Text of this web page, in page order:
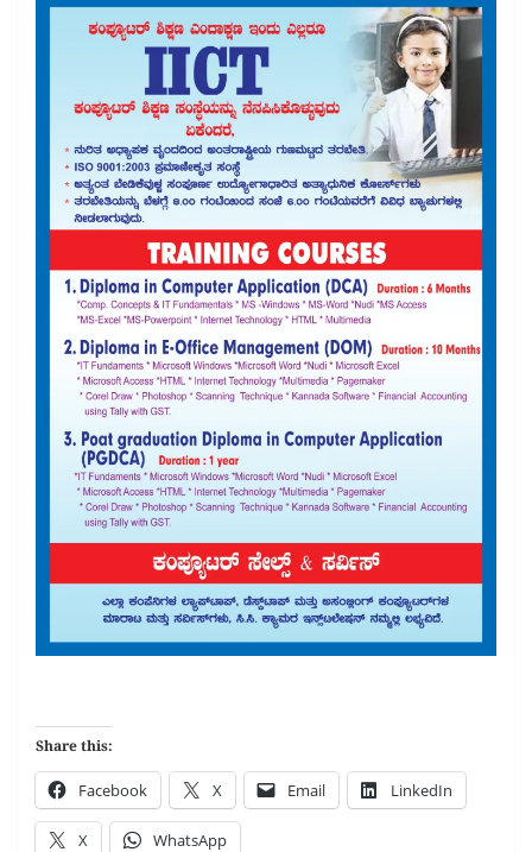
Share this:
Facebook X Email LinkedIn
X WhatsApp